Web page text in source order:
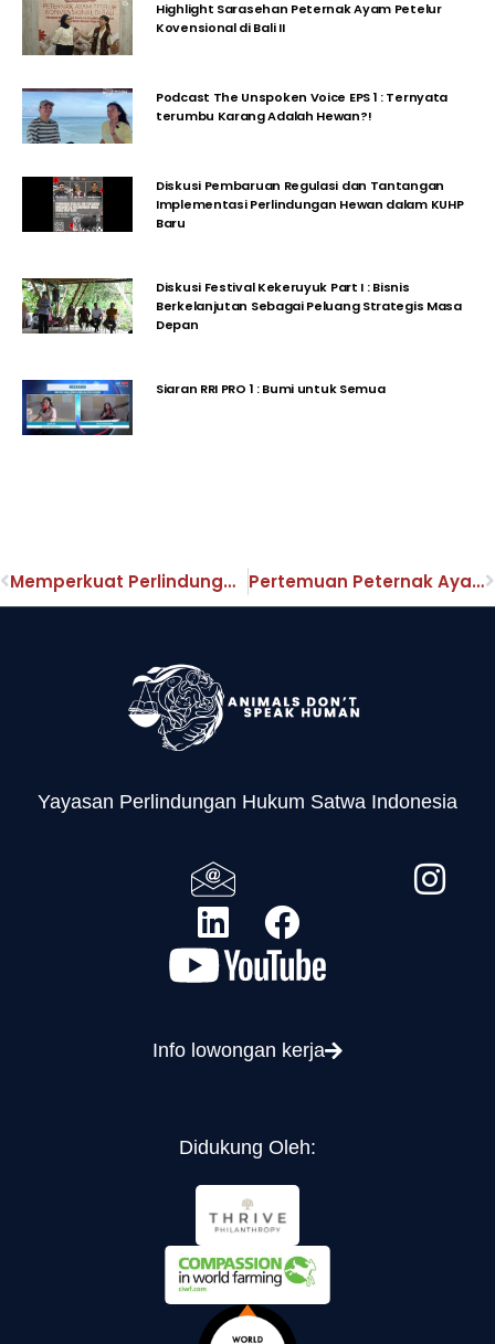
Highlight Sarasehan Peternak Ayam Petelur
Kovensional di Bali II
Podcast The Unspoken Voice EPS 1 : Ternyata
terumbu Karang Adalah Hewan?!
Diskusi Pembaruan Regulasi dan Tantangan
Implementasi Perlindungan Hewan dalam KUHP
Baru
Diskusi Festival Kekeruyuk Part I : Bisnis
Berkelanjutan Sebagai Peluang Strategis Masa
Depan
Siaran RRI PRO 1 : Bumi untuk Semua
Memperkuat Perlindungan Hukum Satwa di Era KUHP Baru Pertemuan Peternak Ayam Petelur Konvensional Bali Bahas Implementasi Cage-Free
Yayasan Perlindungan Hukum Satwa Indonesia
Info lowongan kerja
Didukung Oleh: